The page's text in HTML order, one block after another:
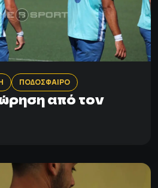
ΠΟΔΟΣΦΑΙΡΟ
από τον